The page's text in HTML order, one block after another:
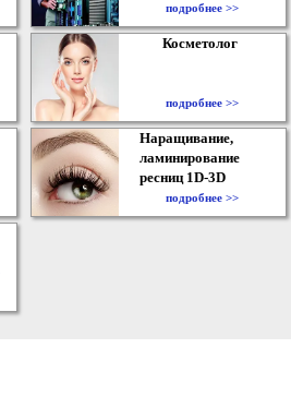
подробнее >>
Косметолог
подробнее >>
Наращивание,
ламинирование
ресниц 1D-3D
подробнее >>